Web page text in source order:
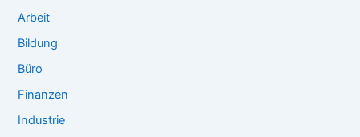
Arbeit
Bildung
Büro
Finanzen
Industrie